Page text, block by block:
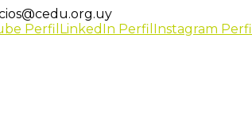
Perfil LinkedIn Perfil Instagram Perfil